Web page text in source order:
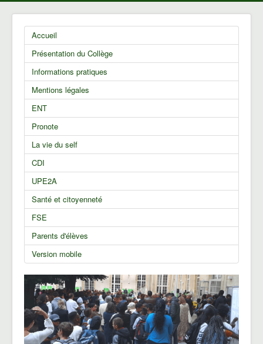
Accueil
Présentation du Collège
Informations pratiques
Mentions légales
ENT
Pronote
La vie du self
CDI
UPE2A
Santé et citoyenneté
FSE
Parents d'élèves
Version mobile